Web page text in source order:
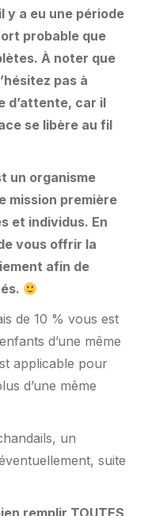
y a eu une période
probable que
À noter que
pas à
d’attente, car il
se libère au fil
un organisme
mission première
et individus. En
vous offrir la
afin de
de 10 % vous est
d’une même
applicable pour
d’une même
un
suite
remplir TOUTES